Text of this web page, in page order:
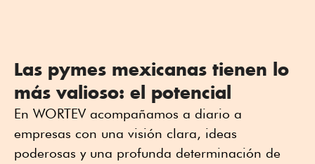
Las pymes mexicanas tienen lo
más valioso: el potencial
En WORTEV acompañamos a diario a
empresas con una visión clara, ideas
poderosas y una profunda determinación de